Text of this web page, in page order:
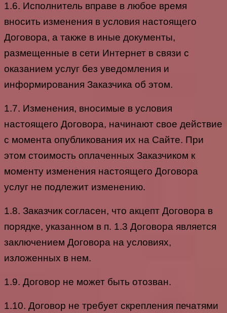
1.6. Исполнитель вправе в любое время
вносить изменения в условия настоящего
Договора, а также в иные документы,
размещенные в сети Интернет в связи с
оказанием услуг без уведомления и
информирования Заказчика об этом.
1.7. Изменения, вносимые в условия
настоящего Договора, начинают свое действие
с момента опубликования их на Сайте. При
этом стоимость оплаченных Заказчиком к
моменту изменения настоящего Договора
услуг не подлежит изменению.
1.8. Заказчик согласен, что акцепт Договора в
порядке, указанном в п. 1.3 Договора является
заключением Договора на условиях,
изложенных в нем.
1.9. Договор не может быть отозван.
1.10. Договор не требует скрепления печатями